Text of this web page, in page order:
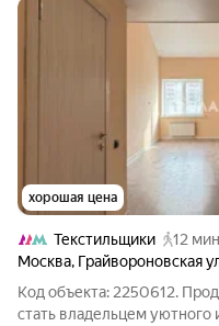
хорошая цена
Текстильщики
12
Москва, Грайвороновская
Код объекта: 2250612.
стать владельцем